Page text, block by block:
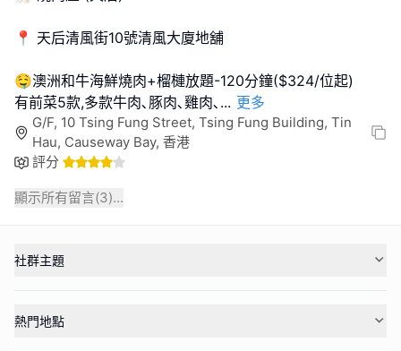
📍 天后清風街10號清風大廈地舖
🤤澳洲和牛海鮮燒肉+榴槤放題-120分鐘($324/位起)
有前菜5款,多款牛肉､豚肉､雞肉､ ... 更多
G/F, 10 Tsing Fung Street, Tsing Fung Building, Tin
Hau, Causeway Bay, 香港
評分
顯示所有留言(3)...
社群主題
熱門地點